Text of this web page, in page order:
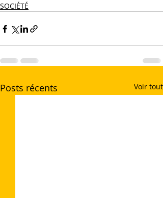
SOCIÉTÉ
Posts récents Voir tout